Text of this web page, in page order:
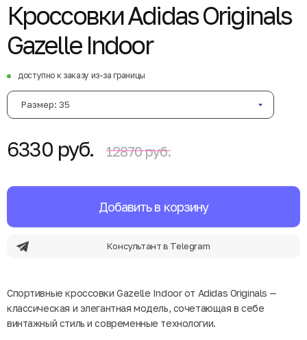
Кроссовки Adidas Originals
Gazelle Indoor
доступно к заказу из-за границы
Размер: 35
6330 руб. 12870 руб.
Добавить в корзину
Консультант в Telegram
Спортивные кроссовки Gazelle Indoor от Adidas Originals —
классическая и элегантная модель, сочетающая в себе
винтажный стиль и современные технологии.